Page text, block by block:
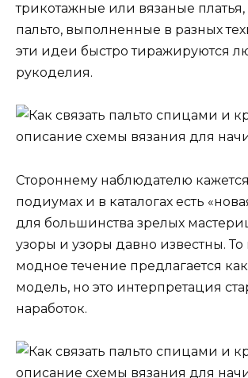
трикотажные или вязаные
пальто, выполненные в разных
эти идеи быстро тиражируются
рукоделия.
Стороннему наблюдателю
подиумах и в каталогах есть
для большинства зрелых
узоры и узоры давно известны.
модное течение предлагается
модель, но это интерпретация
наработок.